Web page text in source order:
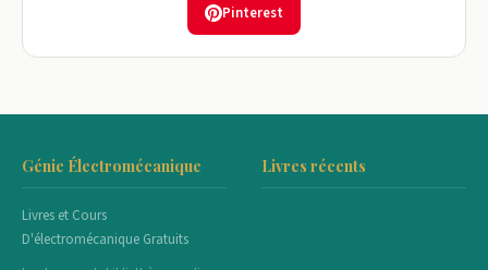
Pinterest
Génie Électromécanique
Livres et Cours
D'électromécanique Gratuits
Livres récents